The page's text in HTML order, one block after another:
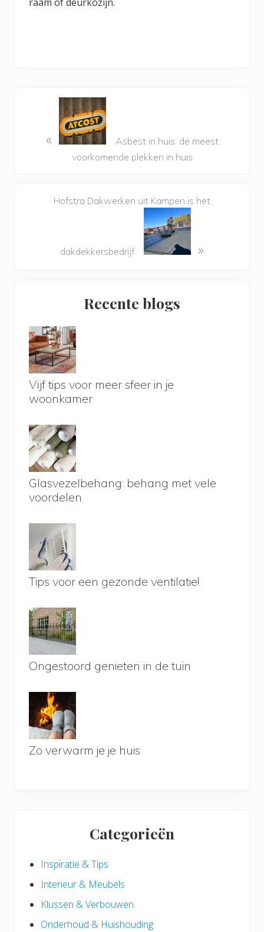
«
Asbest in huis: de meest
voorkomende plekken in huis
Hofstra Dakwerken uit Kampen is het
dakdekkersbedrijf »
Recente blogs
Vijf tips voor meer sfeer in je
woonkamer
Glasvezelbehang: behang met vele
voordelen
Tips voor een gezonde ventilatie!
Ongestoord genieten in de tuin
Zo verwarm je je huis
Categorieën
Inspiratie & Tips
Interieur & Meubels
Klussen & Verbouwen
Onderhoud & Huishouding